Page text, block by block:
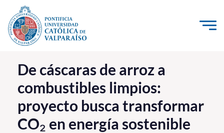
Click acá para ir directamente al contenido
La Universidad
Investigación, Creación e Innovación
PUCV Internacional
Vinculación con el Medio
De cáscaras de arroz a
combustibles limpios:
proyecto busca transformar
CO₂ en energía sostenible